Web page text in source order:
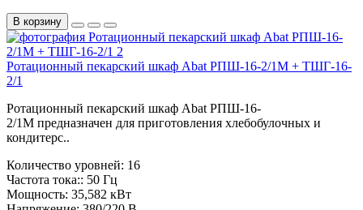
В корзину
Ротационный пекарский шкаф Abat РПШ-16-2/1М + ТШГ-16-
2/1
Ротационный пекарский шкаф Abat РПШ-16-
2/1М предназначен для приготовления хлебобулочных и
кондитерс..
Количество уровней: 16
Частота тока:: 50 Гц
Мощность: 35,582 кВт